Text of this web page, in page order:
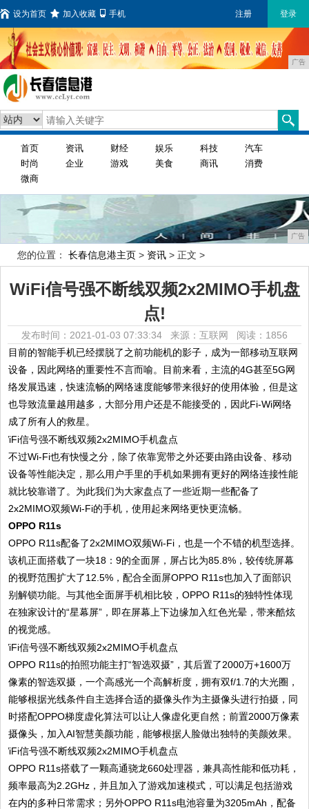
设为首页 加入收藏 手机 注册 登录
广告
首页 资讯 财经 娱乐 科技
汽车
时尚
企业 游戏 美食 商讯
消费
微商
广告
您的位置： 长春信息港主页 > 资讯 > 正文 >
WiFi信号强不断线双频2x2MIMO手机盘
点!
发布时间：2021-01-03 07:33:34 来源：互联网 阅读：1856
目前的智能手机已经摆脱了之前功能机的影子，成为一部移动互联网
设备，因此网络的重要性不言而喻。目前来看，主流的4G甚至5G网
络发展迅速，快速流畅的网络速度能够带来很好的使用体验，但是这
也导致流量越用越多，大部分用户还是不能接受的，因此Fi-Wi网络
成了所有人的救星。
不过Wi-Fi也有快慢之分，除了依靠宽带之外还要由路由设备、移动
设备等性能决定，那么用户手里的手机如果拥有更好的网络连接性能
就比较靠谱了。为此我们为大家盘点了一些近期一些配备了
2x2MIMO双频Wi-Fi的手机，使用起来网络更快更流畅。
OPPO R11s
OPPO R11s配备了2x2MIMO双频Wi-Fi，也是一个不错的机型选择。
该机正面搭载了一块18：9的全面屏，屏占比为85.8%，较传统屏幕
的视野范围扩大了12.5%，配合全面屏OPPO R11s也加入了面部识
别解锁功能。与其他全面屏手机相比较，OPPO R11s的独特性体现
在独家设计的“星幕屏”，即在屏幕上下边缘加入红色光晕，带来酷炫
的视觉感。
OPPO R11s的拍照功能主打“智选双摄”，其后置了2000万+1600万
像素的智选双摄，一个高感光一个高解析度，拥有双f/1.7的大光圈，
能够根据光线条件自主选择合适的摄像头作为主摄像头进行拍摄，同
时搭配OPPO梯度虚化算法可以让人像虚化更自然；前置2000万像素
摄像头，加入AI智慧美颜功能，能够根据人脸做出独特的美颜效果。
OPPO R11s搭载了一颗高通骁龙660处理器，兼具高性能和低功耗，
频率最高为2.2GHz，并且加入了游戏加速模式，可以满足包括游戏
在内的多种日常需求；另外OPPO R11s电池容量为3205mAh，配备